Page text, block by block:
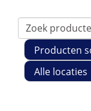
Sorteren
Filteren
op